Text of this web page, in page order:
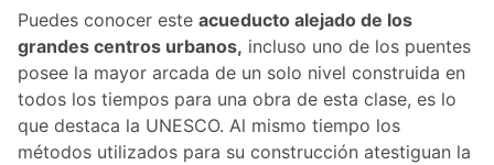
Puedes conocer este acueducto alejado de los
grandes centros urbanos, incluso uno de los puentes
posee la mayor arcada de un solo nivel construida en
todos los tiempos para una obra de esta clase, es lo
que destaca la UNESCO. Al mismo tiempo los
métodos utilizados para su construcción atestiguan la